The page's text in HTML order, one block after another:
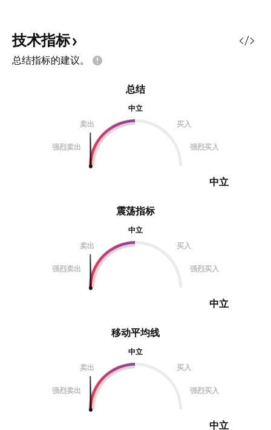
技术指标
总结指标的建议。
震荡指标
中立
卖出
买入
强烈卖出 强烈买入
中立
总结
中立
卖出
买入
强烈卖出 强烈买入
中立
移动平均线
中立
卖出
买入
强烈卖出 强烈买入
中立